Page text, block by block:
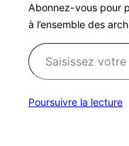
Abonnez-vous pour
à l’ensemble des
Saisissez votre adresse e-mail…
Poursuivre la lecture